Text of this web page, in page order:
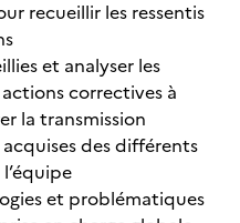
recueillir les ressentis
et analyser les
correctives à
la transmission
des différents
et problématiques